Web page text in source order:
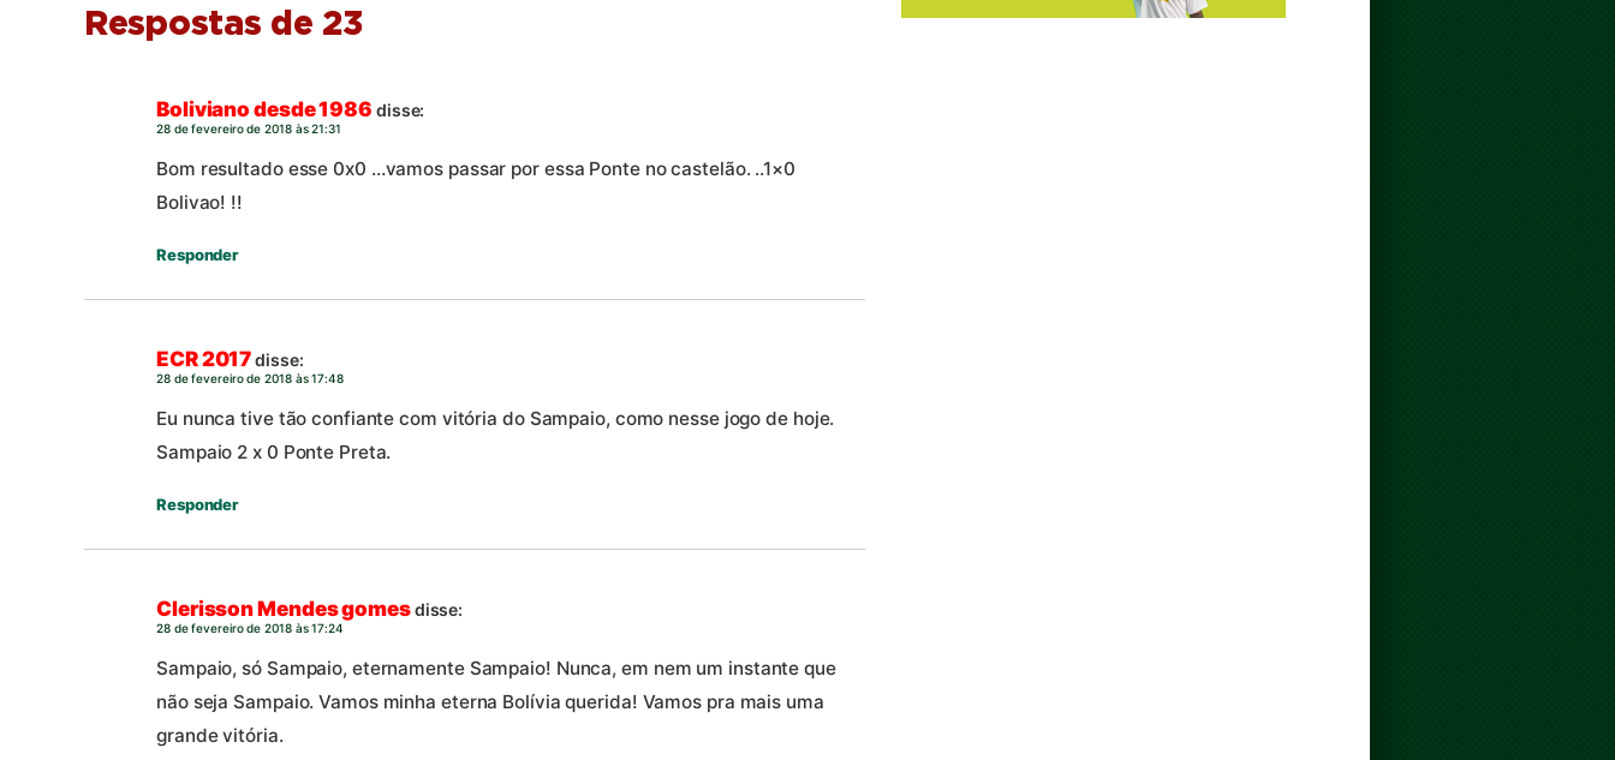
Respostas de 23
Boliviano desde 1986 disse:
28 de fevereiro de 2018 às 21:31
Bom resultado esse 0x0 …vamos passar por essa Ponte no castelão. ..1×0
Bolivao! !!
Responder
ECR 2017disse:
28 de fevereiro de 2018 às 17:48
Eu nunca tive tão confiante com vitória do Sampaio, como nesse jogo de hoje.
Sampaio 2 x 0 Ponte Preta.
Responder
Clerisson Mendes gomesdisse:
28 de fevereiro de 2018 às 17:24
Sampaio, só Sampaio, eternamente Sampaio! Nunca, em nem um instante que
não seja Sampaio. Vamos minha eterna Bolívia querida! Vamos pra mais uma
grande vitória.